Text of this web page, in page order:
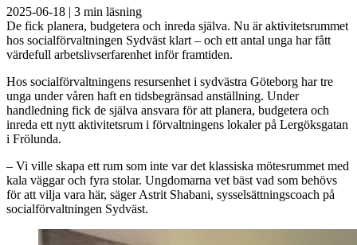
2025-06-18 | 3 min läsning
De fick planera, budgetera och inreda själva. Nu är aktivitetsrummet
hos socialförvaltningen Sydväst klart – och ett antal unga har fått
värdefull arbetslivserfarenhet inför framtiden.
Hos socialförvaltningens resursenhet i sydvästra Göteborg har tre
unga under våren haft en tidsbegränsad anställning. Under
handledning fick de själva ansvara för att planera, budgetera och
inreda ett nytt aktivitetsrum i förvaltningens lokaler på Lergöksgatan
i Frölunda.
– Vi ville skapa ett rum som inte var det klassiska mötesrummet med
kala väggar och fyra stolar. Ungdomarna vet bäst vad som behövs
för att vilja vara här, säger Astrit Shabani, sysselsättningscoach på
socialförvaltningen Sydväst.